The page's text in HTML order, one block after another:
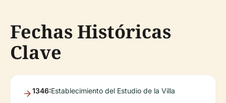
Fechas Históricas
Clave
1346:Establecimiento del Estudio de la Villa